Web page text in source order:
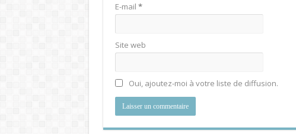
E-mail *
Site web
Oui, ajoutez-moi à votre liste de diffusion.